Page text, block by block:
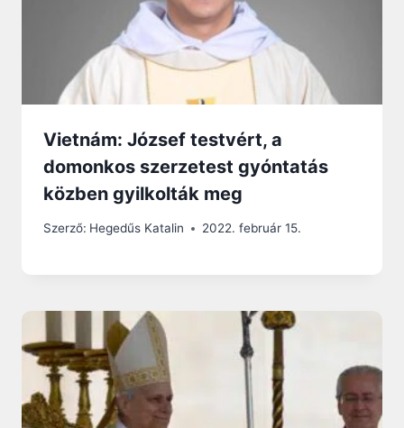
Vietnám: József testvért, a
domonkos szerzetest gyóntatás
közben gyilkolták meg
Szerző: Hegedűs Katalin 2022. február 15.